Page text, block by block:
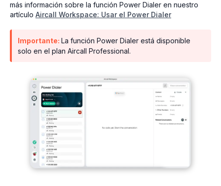
más información sobre la función Power Dialer en nuestro
artículo Aircall Workspace: Usar el Power Dialer
Importante: La función Power Dialer está disponible
solo en el plan Aircall Professional.